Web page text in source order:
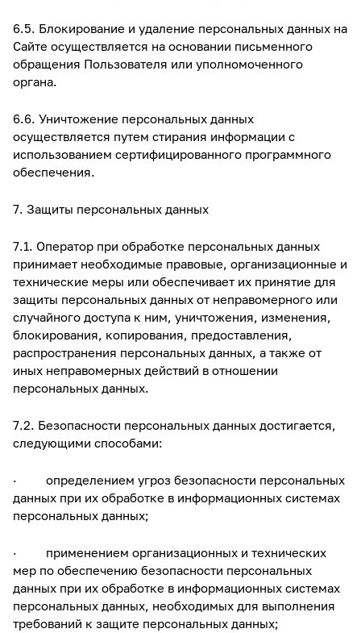
6.5. Блокирование и удаление персональных данных на
Сайте осуществляется на основании письменного
обращения Пользователя или уполномоченного
органа.
6.6. Уничтожение персональных данных
осуществляется путем стирания информации с
использованием сертифицированного программного
обеспечения.
7. Защиты персональных данных
7.1. Оператор при обработке персональных данных
принимает необходимые правовые, организационные и
технические меры или обеспечивает их принятие для
защиты персональных данных от неправомерного или
случайного доступа к ним, уничтожения, изменения,
блокирования, копирования, предоставления,
распространения персональных данных, а также от
иных неправомерных действий в отношении
персональных данных.
7.2. Безопасности персональных данных достигается,
следующими способами:
· определением угроз безопасности персональных
данных при их обработке в информационных системах
персональных данных;
· применением организационных и технических
мер по обеспечению безопасности персональных
данных при их обработке в информационных системах
персональных данных, необходимых для выполнения
требований к защите персональных данных;